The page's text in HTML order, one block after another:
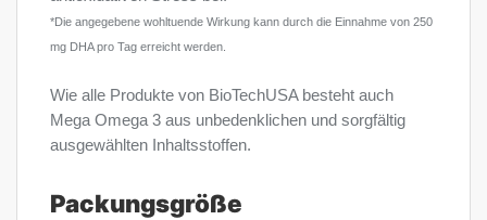
*Die angegebene wohltuende Wirkung kann durch die Einnahme von 250
mg DHA pro Tag erreicht werden.
Wie alle Produkte von BioTechUSA besteht auch
Mega Omega 3 aus unbedenklichen und sorgfältig
ausgewählten Inhaltsstoffen.
Packungsgröße